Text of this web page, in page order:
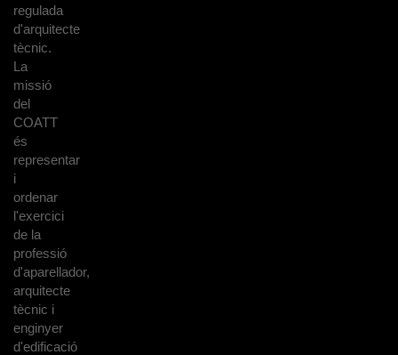
regulada
d'arquitecte
tècnic.
La
missió
del
COATT
és
representar
i
ordenar
l'exercici
de la
professió
d'aparellador,
arquitecte
tècnic i
enginyer
d'edificació